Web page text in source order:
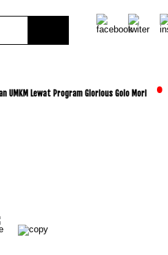
UMKM Lewat Program Glorious Golo Mori